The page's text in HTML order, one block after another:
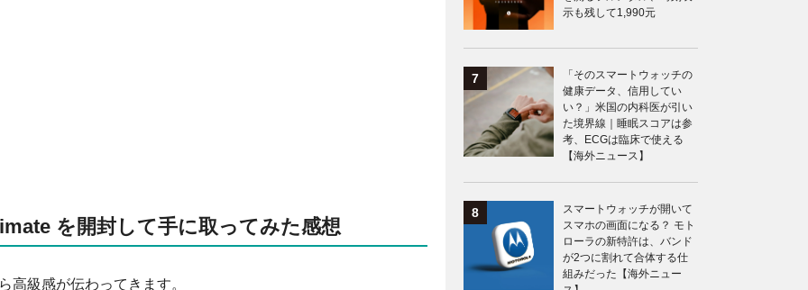
を開封して手に取ってみた感想
高級感が伝わってきます。
示も残して1,990元
「そのスマートウォッチの
健康データ、信用してい
い？」米国の内科医が引い
た境界線｜睡眠スコアは参
考、ECGは臨床で使える
【海外ニュース】
スマートウォッチが開いて
スマホの画面になる？ モト
ローラの新特許は、バンド
が2つに割れて合体する仕
組みだった【海外ニュー